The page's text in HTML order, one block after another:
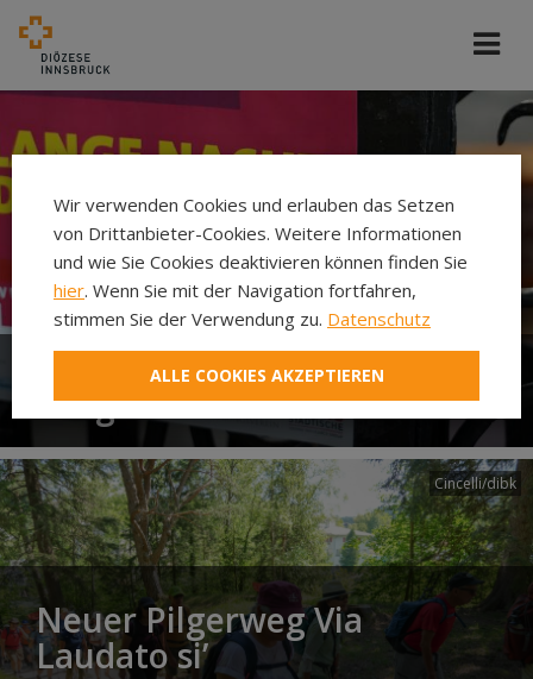
Lange Nacht der Kirchen
Cincelli/dibk
Neuer Pilgerweg Via
Laudato si’
Wir verwenden Cookies und erlauben das Setzen
von Drittanbieter-Cookies. Weitere Informationen
und wie Sie Cookies deaktivieren können finden Sie
hier. Wenn Sie mit der Navigation fortfahren,
stimmen Sie der Verwendung zu. Datenschutz
ALLE COOKIES AKZEPTIEREN